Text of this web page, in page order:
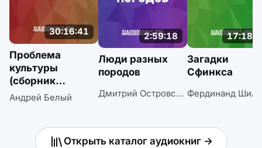
30:16:41
Проблема
культуры
(сборник
очерков
и статей)
Андрей Белый
2:59:18
Люди разных
породов
Дмитрий Островский
Загадки
Сфинкса
Фердинанд
Открыть каталог аудиокниг →